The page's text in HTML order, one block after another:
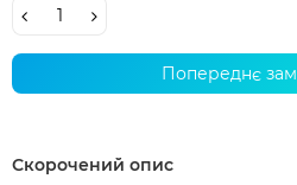
Попереднє
Скорочений опис